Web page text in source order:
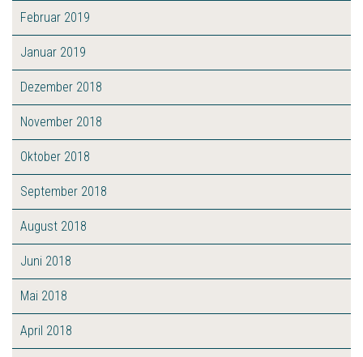
Februar 2019
Januar 2019
Dezember 2018
November 2018
Oktober 2018
September 2018
August 2018
Juni 2018
Mai 2018
April 2018